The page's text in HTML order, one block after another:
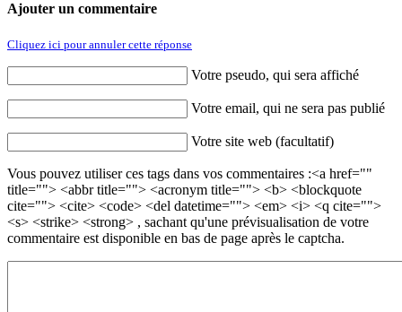
Ajouter un commentaire
Cliquez ici pour annuler cette réponse
Votre pseudo, qui sera affiché
Votre email, qui ne sera pas publié
Votre site web (facultatif)
Vous pouvez utiliser ces tags dans vos commentaires :<a href=""
title=""> <abbr title=""> <acronym title=""> <b> <blockquote
cite=""> <cite> <code> <del datetime=""> <em> <i> <q cite="">
<s> <strike> <strong> , sachant qu'une prévisualisation de votre
commentaire est disponible en bas de page après le captcha.